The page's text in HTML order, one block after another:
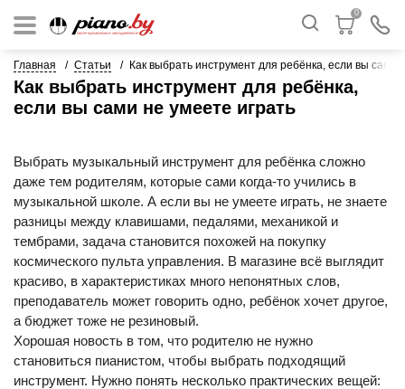
0
Главная Статьи Как выбрать инструмент для ребёнка, если вы сами
Как выбрать инструмент для ребёнка,
если вы сами не умеете играть
Выбрать музыкальный инструмент для ребёнка сложно
даже тем родителям, которые сами когда-то учились в
музыкальной школе. А если вы не умеете играть, не знаете
разницы между клавишами, педалями, механикой и
тембрами, задача становится похожей на покупку
космического пульта управления. В магазине всё выглядит
красиво, в характеристиках много непонятных слов,
преподаватель может говорить одно, ребёнок хочет другое,
а бюджет тоже не резиновый.
Хорошая новость в том, что родителю не нужно
становиться пианистом, чтобы выбрать подходящий
инструмент. Нужно понять несколько практических вещей: